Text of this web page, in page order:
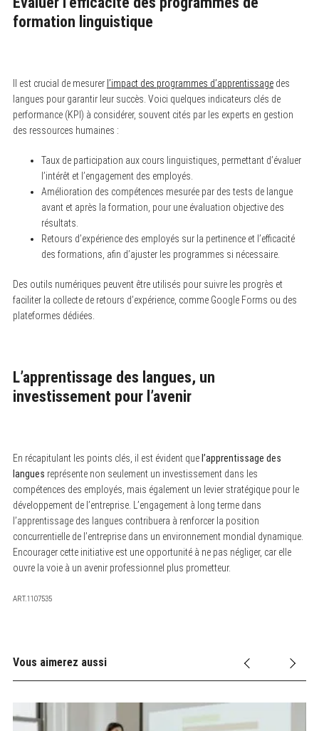
formation linguistique
Il est crucial de mesurer l’impact des programmes d’apprentissagedes
langues pour garantir leur succès. Voici quelques indicateurs clés de
performance (KPI) à considérer, souvent cités par les experts en gestion
des ressources humaines :
Taux de participation aux cours linguistiques, permettant d’évaluer
l’intérêt et l’engagement des employés.
Amélioration des compétences mesurée par des tests de langue
avant et après la formation, pour une évaluation objective des
résultats.
Retours d’expérience des employés sur la pertinence et l’efficacité
des formations, afin d’ajuster les programmes si nécessaire.
Des outils numériques peuvent être utilisés pour suivre les progrès et
faciliter la collecte de retours d’expérience, comme Google Forms ou des
plateformes dédiées.
L’apprentissage des langues, un
investissement pour l’avenir
En récapitulant les points clés, il est évident quel’apprentissage des
langues représente non seulement un investissement dans les
compétences des employés, mais également un levier stratégique pour le
développement de l’entreprise. L’engagement à long terme dans
l’apprentissage des langues contribuera à renforcer la position
concurrentielle de l’entreprise dans un environnement mondial dynamique.
Encourager cette initiative est une opportunité à ne pas négliger, car elle
ouvre la voie à un avenir professionnel plus prometteur.
ART.1107535
Vous aimerez aussi